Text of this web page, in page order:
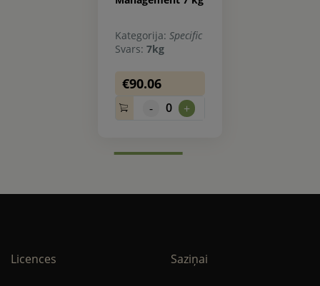
Kategorija: Specific
Svars: 7kg
€90.06
- 0 +
Licences Saziņai